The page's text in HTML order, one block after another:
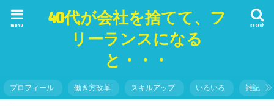
40代が会社を捨てて、フ
リーランスになる
と・・・
search
menu
プロフィール 働き方改革 スキルアップ いろいろ 雑記